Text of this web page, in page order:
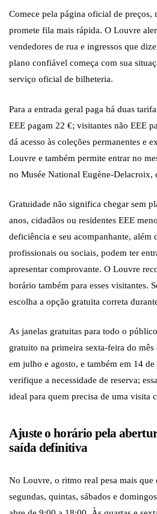
Comece pela página oficial de preços,
promete fila mais rápida. O Louvre
vendedores de rua e ingressos que
plano confiável começa com sua
serviço oficial de bilheteria.
Para a entrada geral paga há duas
EEE pagam 22 €; visitantes não EEE
dá acesso às coleções permanentes e
Louvre e também permite entrar no
no Musée National Eugène-Delacroix,
Gratuidade não significa chegar sem
anos, cidadãos ou residentes EEE
deficiência e seu acompanhante, além
profissionais ou sociais, podem ter
apresentar comprovante. O Louvre
horário também para esses visitantes.
escolha a opção gratuita correta
As janelas gratuitas para todo o
gratuito na primeira sexta-feira do
em julho e agosto, e também em 14
verifique a necessidade de reserva;
ideal para quem precisa de uma visita
Ajuste o horário pela
saída definitiva
No Louvre, o ritmo real pesa mais
segundas, quintas, sábados e